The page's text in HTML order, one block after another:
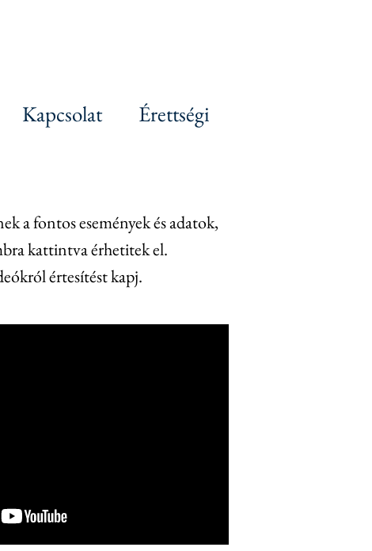
Kapcsolat Érettségi
a fontos események és adatok,
kattintva érhetitek el.
értesítést kapj.